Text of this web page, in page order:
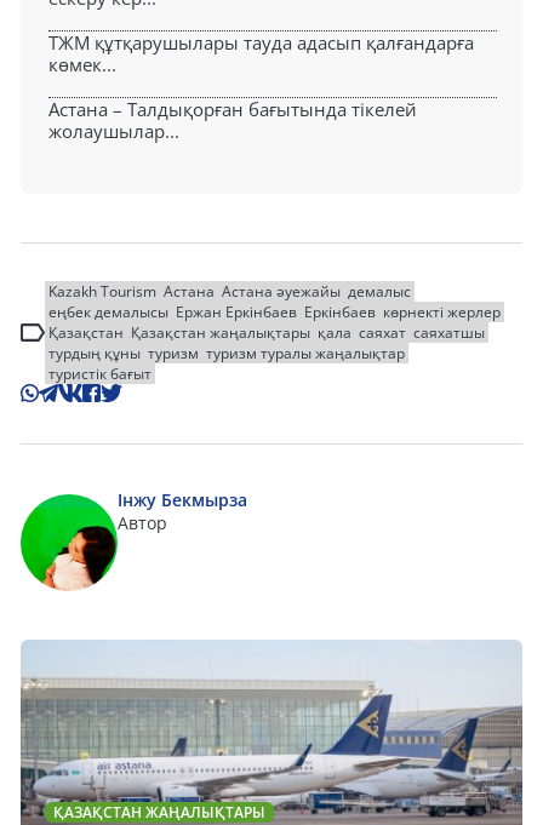
ТЖМ құтқарушылары тауда адасып қалғандарға
көмек...
Астана – Талдықорған бағытында тікелей
жолаушылар...
Kazakh Tourism Астана Астана әуежайы демалыс
еңбек демалысы Ержан Еркінбаев Еркінбаев көрнекті жерлер
Қазақстан Қазақстан жаңалықтары қала саяхат саяхатшы
турдың құны туризм туризм туралы жаңалықтар
туристік бағыт
Інжу Бекмырза
Автор
ҚАЗАҚСТАН ЖАҢАЛЫҚТАРЫ